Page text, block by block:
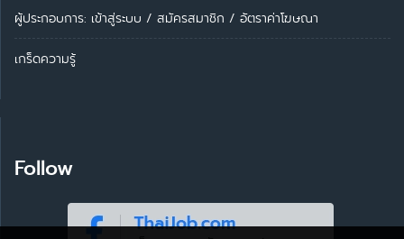
ผู้ประกอบการ: เข้าสู่ระบบ / สมัครสมาชิก / อัตราค่าโฆษณา
เกร็ดความรู้
Follow